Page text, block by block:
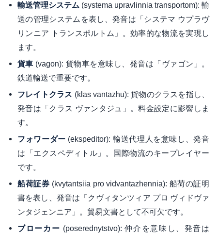
輸送管理システム (systema upravlinnia transportom): 輸
送の管理システムを表し、発音は「システマ ウプラヴ
リンニア トランスポルトム」。効率的な物流を実現し
ます。
貨車 (vagon): 貨物車を意味し、発音は「ヴァゴン」。
鉄道輸送で重要です。
フレイトクラス (klas vantazhu): 貨物のクラスを指し、
発音は「クラス ヴァンタジュ」。料金設定に影響しま
す。
フォワーダー (ekspeditor): 輸送代理人を意味し、発音
は「エクスペディトル」。国際物流のキープレイヤー
です。
船荷証券 (kvytantsiia pro vidvantazhennia): 船荷の証明
書を表し、発音は「クヴィタンツィア プロ ヴィドヴァ
ンタジェンニア」。貿易文書として不可欠です。
ブローカー (poserednytstvo): 仲介を意味し、発音は